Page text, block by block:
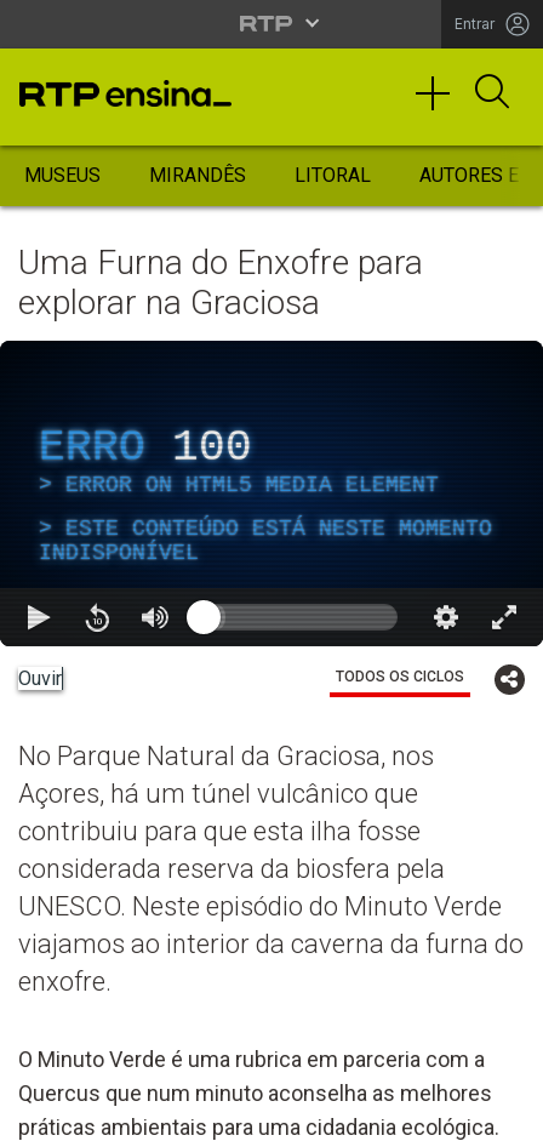
Entrar
MUSEUS MIRANDÊS LITORAL AUTORES
Uma Furna do Enxofre para
explorar na Graciosa
ERRO 100
ERROR ON HTML5 MEDIA ELEMENT
ESTE CONTEÚDO ESTÁ NESTE MOMENTO
INDISPONÍVEL
Ouvir TODOS OS CICLOS
No Parque Natural da Graciosa, nos
Açores, há um túnel vulcânico que
contribuiu para que esta ilha fosse
considerada reserva da biosfera pela
UNESCO. Neste episódio do Minuto Verde
viajamos ao interior da caverna da furna do
enxofre.
O Minuto Verde é uma rubrica em parceria com a
Quercus que num minuto aconselha as melhores
práticas ambientais para uma cidadania ecológica.